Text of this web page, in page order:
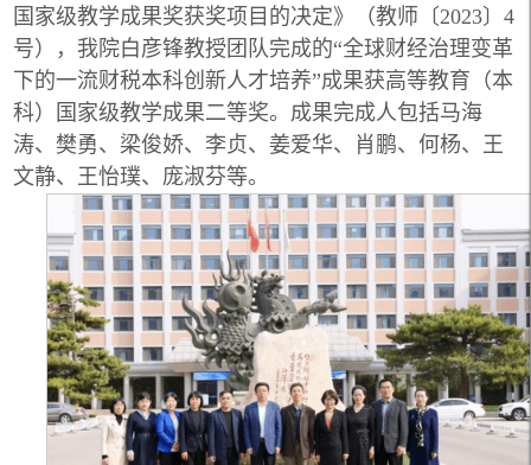
国家级教学成果奖获奖项目的决定》（教师〔2023〕4
号），我院白彦锋教授团队完成的“全球财经治理变革
下的一流财税本科创新人才培养”成果获高等教育（本
科）国家级教学成果二等奖。成果完成人包括马海
涛、樊勇、梁俊娇、李贞、姜爱华、肖鹏、何杨、王
文静、王怡璞、庞淑芬等。